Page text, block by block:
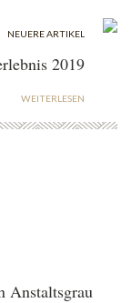
NEUERE ARTIKEL
2019
WEITERLESEN
Anstaltsgrau